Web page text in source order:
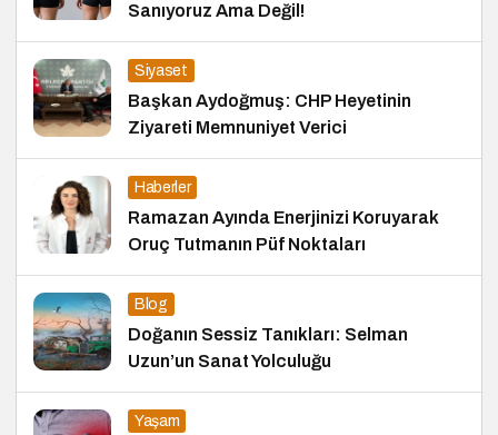
Sanıyoruz Ama Değil!
Siyaset
Başkan Aydoğmuş: CHP Heyetinin
Ziyareti Memnuniyet Verici
Haberler
Ramazan Ayında Enerjinizi Koruyarak
Oruç Tutmanın Püf Noktaları
Blog
Doğanın Sessiz Tanıkları: Selman
Uzun’un Sanat Yolculuğu
Yaşam